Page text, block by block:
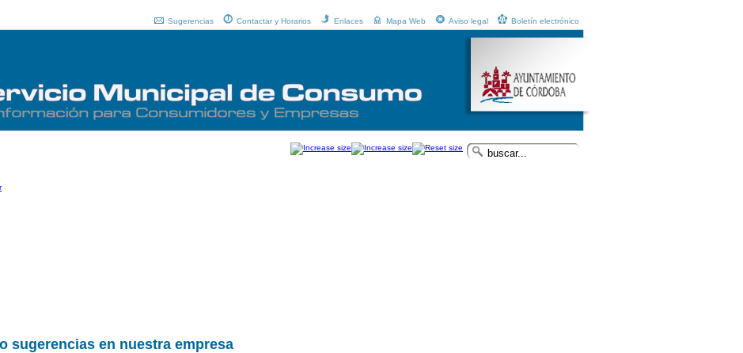
Boletín electrónico
Aviso legal
Mapa Web
Enlaces
Contactar y Horarios
Sugerencias
sugerencias en nuestra empresa